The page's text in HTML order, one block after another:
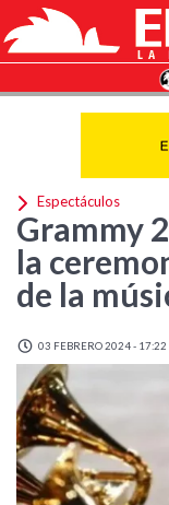
Espectáculos
Grammy
la
de la
03 FEBRERO 2024 - 17:22